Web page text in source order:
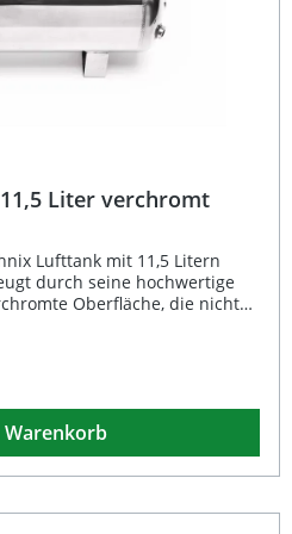
Liter verchromt
Lufttank mit 11,5 Litern
durch seine hochwertige
Oberfläche, die nicht
Luftfahrwerke entwickelt
Luftspeicher benötigen.Mit
von 3 x G1/4" und 2 x G3/8"
für
Die stabile Bauweise
Tuning- und
Warenkorb